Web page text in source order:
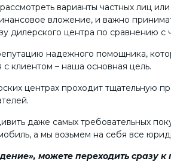
варианты частных лиц
вложение, и важно
дилерского центра по сравнению с
надежного помощника,
клиентом – наша основная цель.
центрах проходит тщательную
даже самых требовательных
а мы возьмем на себя все
можете переходить сразу к